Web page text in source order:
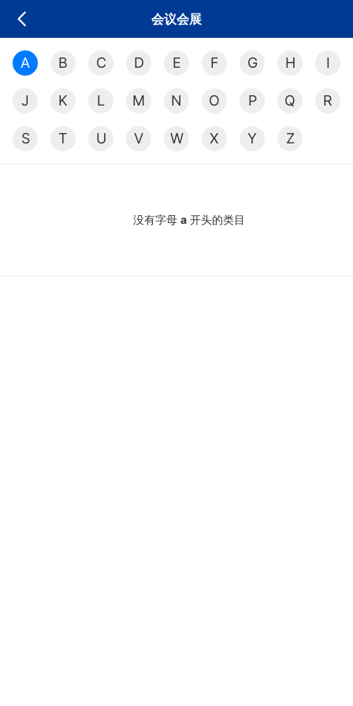
会议会展
A B C D E F G H I
J K L M N O P Q R
S T U V W X Y Z
没有字母 a 开头的类目